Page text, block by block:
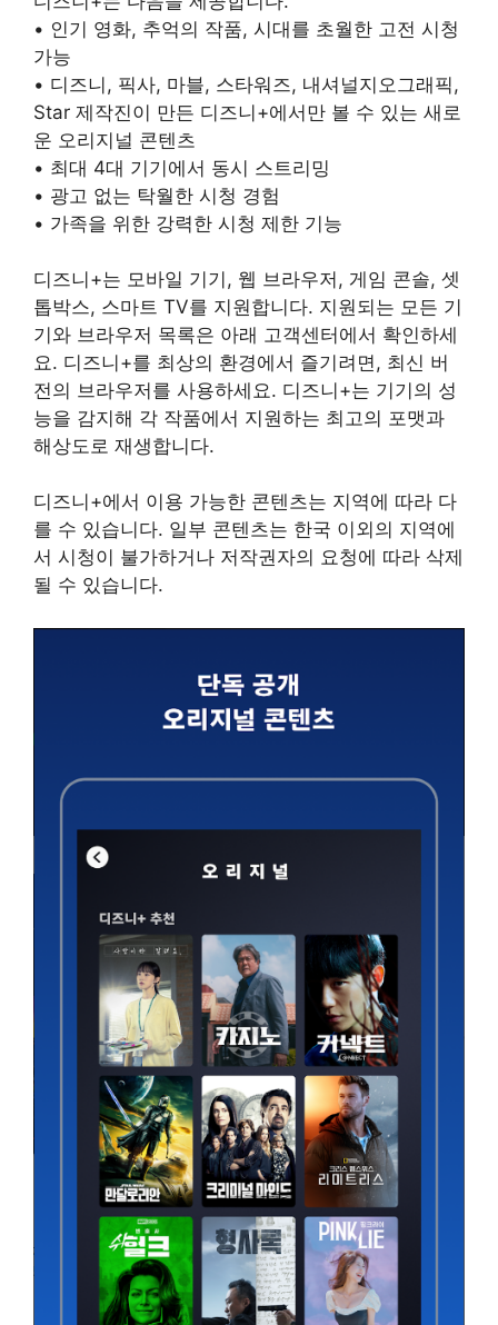
• 인기 영화, 추억의 작품, 시대를 초월한 고전 시청
가능
• 디즈니, 픽사, 마블, 스타워즈, 내셔널지오그래픽,
Star 제작진이 만든 디즈니+에서만 볼 수 있는 새로
운 오리지널 콘텐츠
• 최대 4대 기기에서 동시 스트리밍
• 광고 없는 탁월한 시청 경험
• 가족을 위한 강력한 시청 제한 기능
디즈니+는 모바일 기기, 웹 브라우저, 게임 콘솔, 셋
톱박스, 스마트 TV를 지원합니다. 지원되는 모든 기
기와 브라우저 목록은 아래 고객센터에서 확인하세
요. 디즈니+를 최상의 환경에서 즐기려면, 최신 버
전의 브라우저를 사용하세요. 디즈니+는 기기의 성
능을 감지해 각 작품에서 지원하는 최고의 포맷과
해상도로 재생합니다.
디즈니+에서 이용 가능한 콘텐츠는 지역에 따라 다
를 수 있습니다. 일부 콘텐츠는 한국 이외의 지역에
서 시청이 불가하거나 저작권자의 요청에 따라 삭제
될 수 있습니다.